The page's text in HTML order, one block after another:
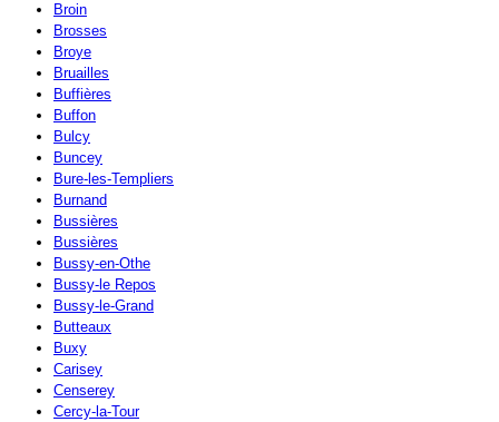
Broin
Brosses
Broye
Bruailles
Buffières
Buffon
Bulcy
Buncey
Bure-les-Templiers
Burnand
Bussières
Bussières
Bussy-en-Othe
Bussy-le Repos
Bussy-le-Grand
Butteaux
Buxy
Carisey
Censerey
Cercy-la-Tour